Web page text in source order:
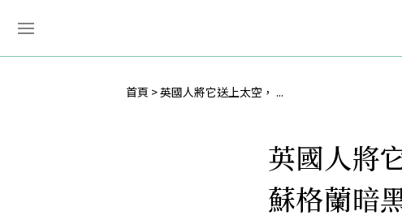
首頁 英國人將它送上太空， ...
英國人將
蘇格蘭暗